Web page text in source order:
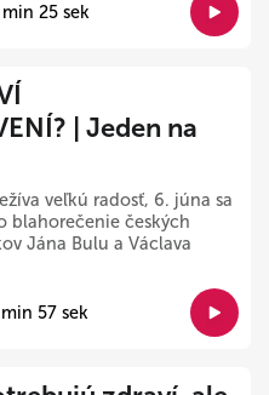
25 sek
| Jeden na
veľkú radosť, 6. júna sa
blahorečenie českých
Jána Bulu a Václava
57 sek